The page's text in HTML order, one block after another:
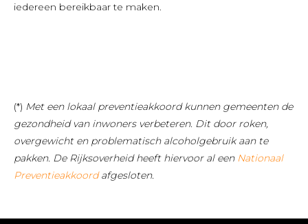
iedereen bereikbaar te maken.
(*) Met een lokaal preventieakkoord kunnen gemeenten de
gezondheid van inwoners verbeteren. Dit door roken,
overgewicht en problematisch alcoholgebruik aan te
pakken. De Rijksoverheid heeft hiervoor al een Nationaal
Preventieakkoordafgesloten.